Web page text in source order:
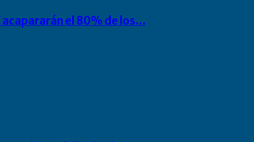
acapararán el 80% de los…